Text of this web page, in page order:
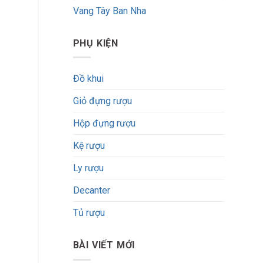
Vang Tây Ban Nha
PHỤ KIỆN
Đồ khui
Giỏ đựng rượu
Hộp đựng rượu
Kệ rượu
Ly rượu
Decanter
Tủ rượu
BÀI VIẾT MỚI